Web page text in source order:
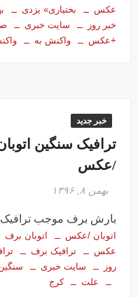
عکس
بختیاری» یزدی
خبر روز
سایت خبری
+عکس
واکنش به
خبر جدید
ترافیک سنگین
/عکس
بهمن ۸, ۱۳۹۶
بارش برف موجب ترافیک
اتوبان /عکس اتوبان برف
عکس
ترافیک برف
روز
سایت خبری
علت
کرج